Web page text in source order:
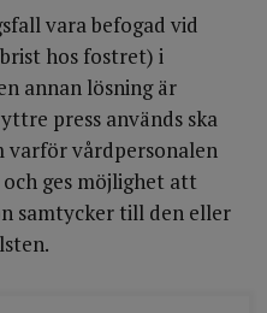
vara befogad vid
hos fostret) i
annan lösning är
press används ska
varför vårdpersonalen
ges möjlighet att
samtycker till den eller